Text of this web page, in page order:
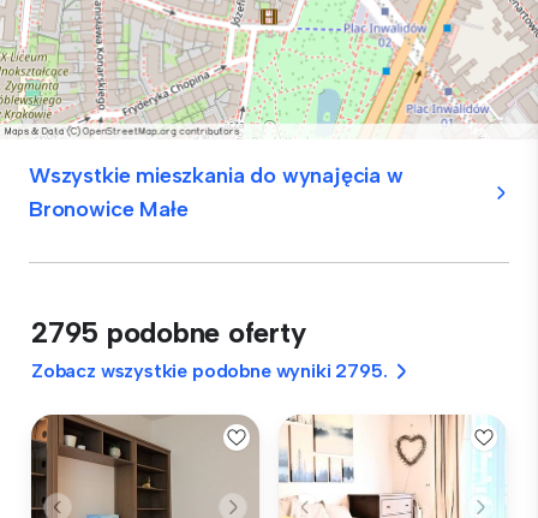
Wszystkie mieszkania do wynajęcia w
Bronowice Małe
2795 podobne oferty
Zobacz wszystkie podobne wyniki 2795.